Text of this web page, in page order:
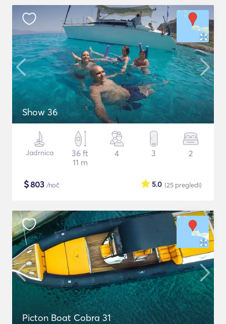
Show 36
Jadrnica
36 ft
11 m
4 3 2
$803 /noč (25 pregledi)
5.0
Picton Boat Cobra 31